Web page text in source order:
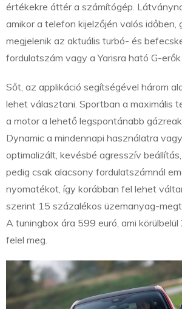
értékekre áttér a számítógép.
amikor a telefon kijelzőjén valós időben,
megjelenik az aktuális turbó- és
fordulatszám vagy a Yarisra ható G-
Sőt, az applikáció segítségével három
lehet választani. Sportban a maximális
a motor a lehető legspontánabb
Dynamic a mindennapi használatra
optimalizált, kevésbé agresszív
pedig csak alacsony fordulatszámnál
nyomatékot, így korábban fel lehet
szerint 15 százalékos üzemanyag-
A tuningbox ára 599 euró, ami
felel meg.